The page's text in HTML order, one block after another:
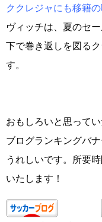
ククレジャにも移籍の
ヴィッチは、夏のセ
下で巻き返しを図る
す。
おもしろいと思って
ブログランキングバ
うれしいです。所要
いたします！